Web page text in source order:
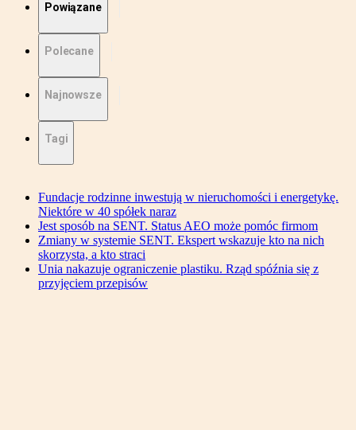
Powiązane
Polecane
Najnowsze
Tagi
Fundacje rodzinne inwestują w nieruchomości i energetykę.
Niektóre w 40 spółek naraz
Jest sposób na SENT. Status AEO może pomóc firmom
Zmiany w systemie SENT. Ekspert wskazuje kto na nich
skorzysta, a kto straci
Unia nakazuje ograniczenie plastiku. Rząd spóźnia się z
przyjęciem przepisów